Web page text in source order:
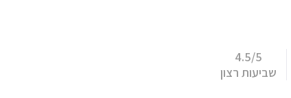
4.5/5
שביעות רצון